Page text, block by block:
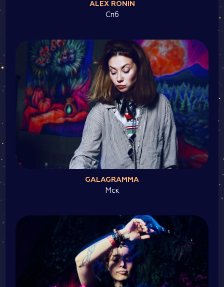
ALEX RONIN
Спб
GALAGRAMMA
Мск